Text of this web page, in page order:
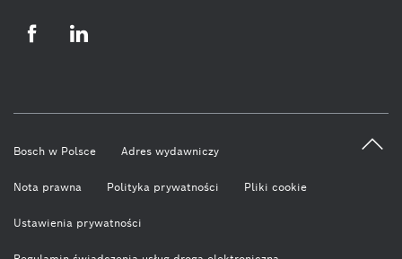
Bosch w Polsce Adres wydawniczy
Nota prawna Polityka prywatności Pliki cookie
Ustawienia prywatności